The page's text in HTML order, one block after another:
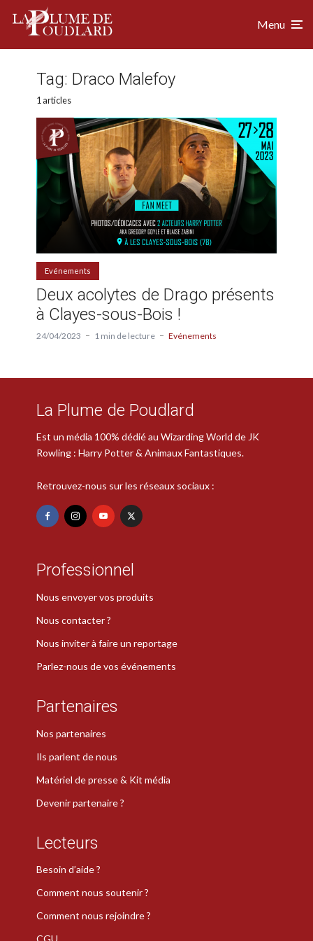
Menu
Tag: Draco Malefoy
1 articles
Evénements
Deux acolytes de Drago présents
à Clayes-sous-Bois !
24/04/2023 1 min de lecture Evénements
La Plume de Poudlard
Est un média 100% dédié au Wizarding World de JK
Rowling : Harry Potter & Animaux Fantastiques.
Retrouvez-nous sur les réseaux sociaux :
Professionnel
Nous envoyer vos produits
Nous contacter ?
Nous inviter à faire un reportage
Parlez-nous de vos événements
Partenaires
Nos partenaires
Ils parlent de nous
Matériel de presse & Kit média
Devenir partenaire ?
Lecteurs
Besoin d’aide ?
Comment nous soutenir ?
Comment nous rejoindre ?